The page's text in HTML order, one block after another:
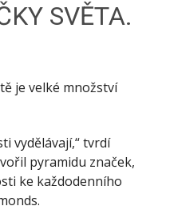
SVĚTA.
je velké množství
vydělávají,“ tvrdí
pyramidu značek,
ke každodenního